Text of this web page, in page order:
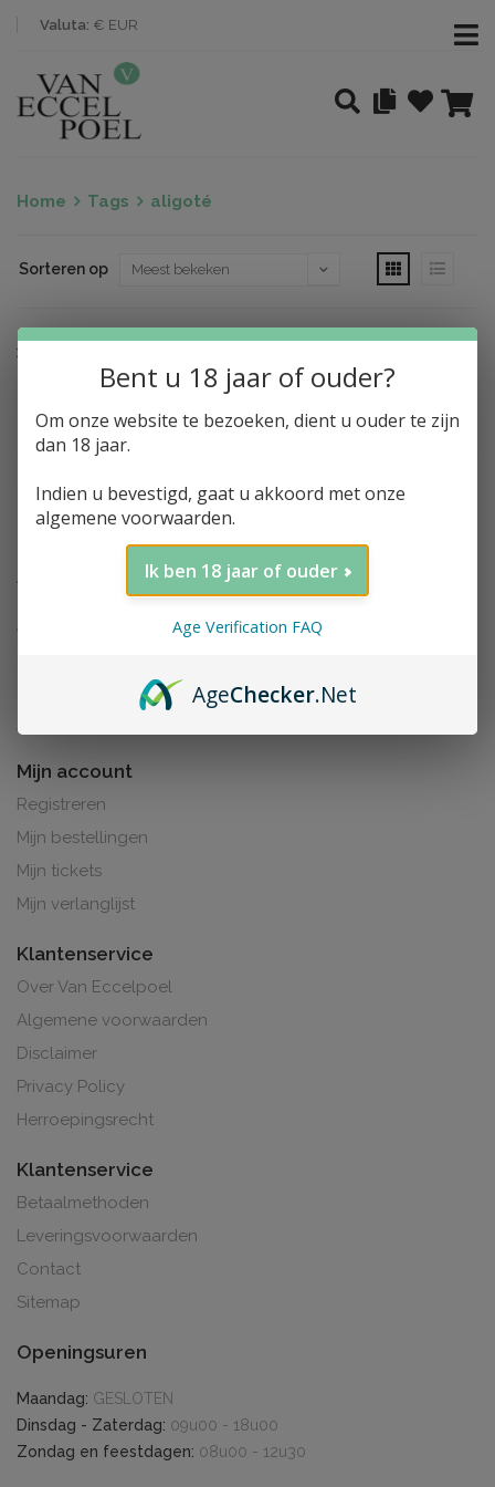
Valuta: € EUR
Home Tags aligoté
Sorteren op
Nothing found
Mijn account
Registreren
Mijn bestellingen
Mijn tickets
Mijn verlanglijst
Klantenservice
Over Van Eccelpoel
Algemene voorwaarden
Disclaimer
Privacy Policy
Herroepingsrecht
Klantenservice
Betaalmethoden
Leveringsvoorwaarden
Contact
Sitemap
Openingsuren
Maandag: GESLOTEN
Dinsdag - Zaterdag: 09u00 - 18u00
Zondag en feestdagen: 08u00 - 12u30
Bent u 18 jaar of ouder?
Om onze website te bezoeken, dient u ouder te zijn
dan 18 jaar.
Indien u bevestigd, gaat u akkoord met onze
algemene voorwaarden.
Ik ben 18 jaar of ouder
Age Verification FAQ
AgeChecker.Net